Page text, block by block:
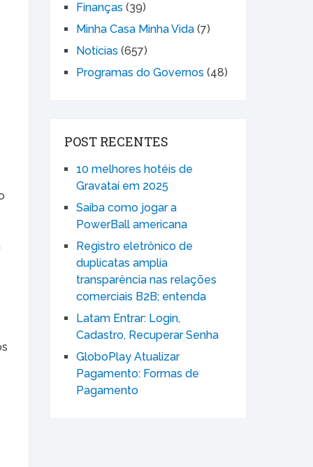
Finanças (39)
Minha Casa Minha Vida (7)
Notícias (657)
Programas do Governos (48)
POST RECENTES
10 melhores hotéis de
Gravataí em 2025
Saiba como jogar a
PowerBall americana
Registro eletrônico de
duplicatas amplia
transparência nas relações
comerciais B2B; entenda
Latam Entrar: Login,
Cadastro, Recuperar Senha
GloboPlay Atualizar
Pagamento: Formas de
Pagamento